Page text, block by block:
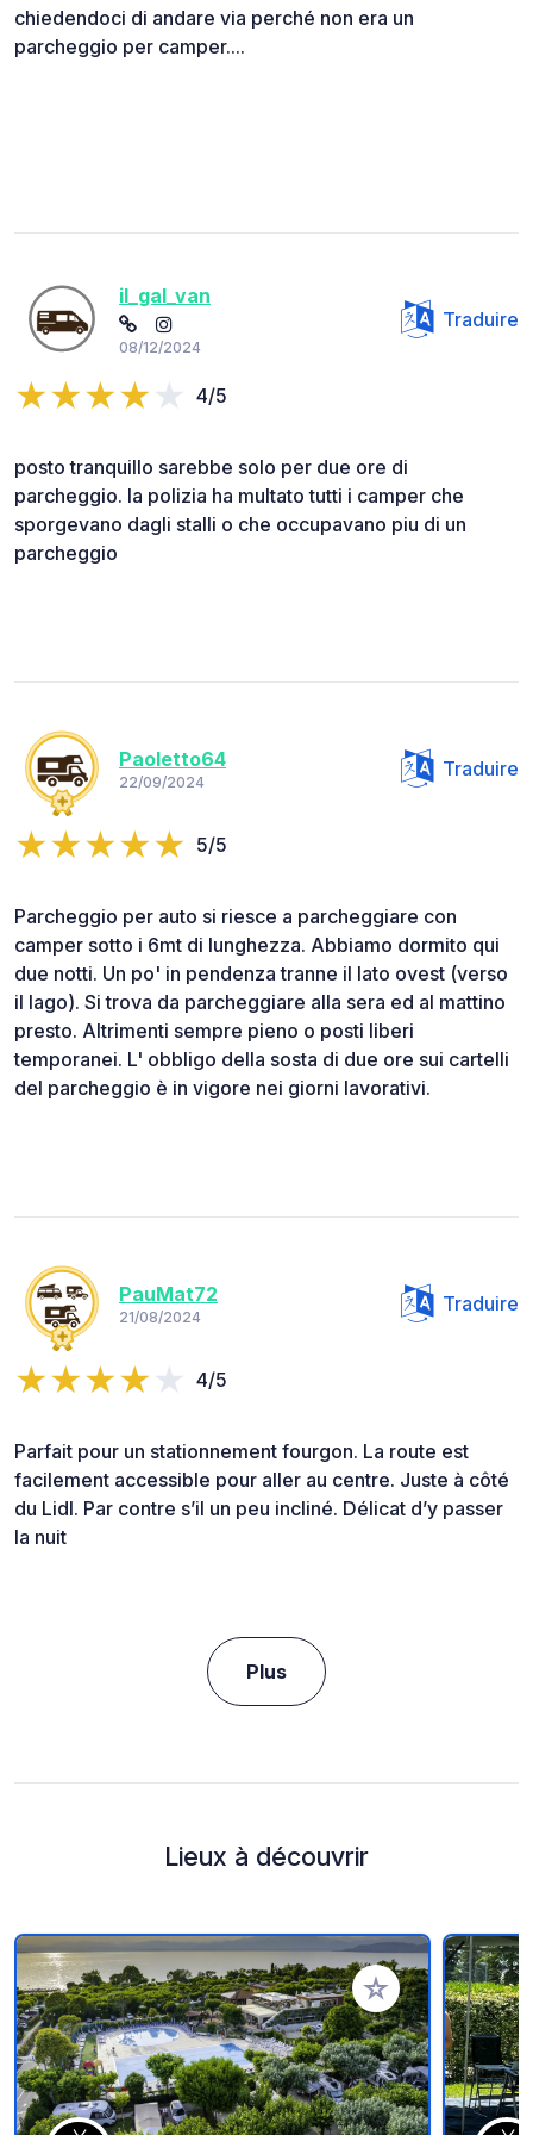
chiedendoci di andare via perché non era un
parcheggio per camper....
il_gal_van
08/12/2024
Traduire
4/5
posto tranquillo sarebbe solo per due ore di
parcheggio. la polizia ha multato tutti i camper che
sporgevano dagli stalli o che occupavano piu di un
parcheggio
Paoletto64
22/09/2024
Traduire
5/5
Parcheggio per auto si riesce a parcheggiare con
camper sotto i 6mt di lunghezza. Abbiamo dormito qui
due notti. Un po' in pendenza tranne il lato ovest (verso
il lago). Si trova da parcheggiare alla sera ed al mattino
presto. Altrimenti sempre pieno o posti liberi
temporanei. L' obbligo della sosta di due ore sui cartelli
del parcheggio è in vigore nei giorni lavorativi.
PauMat72
21/08/2024
Traduire
4/5
Parfait pour un stationnement fourgon. La route est
facilement accessible pour aller au centre. Juste à côté
du Lidl. Par contre s’il un peu incliné. Délicat d’y passer
la nuit
Plus
Lieux à découvrir
Ajouter à vos